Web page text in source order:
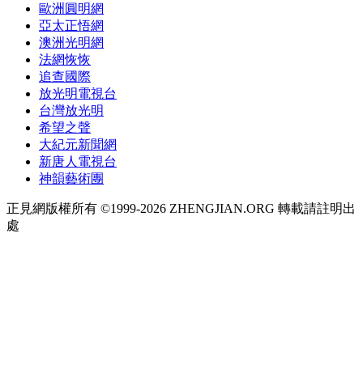
歐洲圓明網
亞太正悟網
澳洲光明網
法網恢恢
追查國際
放光明電視台
台灣放光明
希望之聲
大紀元新聞網
新唐人電視台
神韻藝術團
正見網版權所有 ©1999-2026 ZHENGJIAN.ORG 轉載請註明出
處